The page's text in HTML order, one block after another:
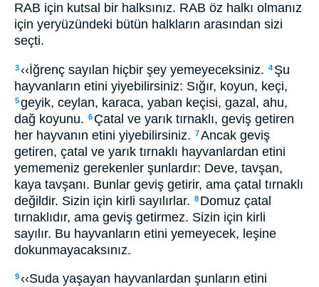
RAB için kutsal bir halksınız. RAB öz halkı olmanız
için yeryüzündeki bütün halkların arasından sizi
seçti.
3‹‹İğrenç sayılan hiçbir şey yemeyeceksiniz. 4 Şu
hayvanların etini yiyebilirsiniz: Sığır, koyun, keçi,
5geyik, ceylan, karaca, yaban keçisi, gazal, ahu,
dağ koyunu. 6 Çatal ve yarık tırnaklı, geviş getiren
her hayvanın etini yiyebilirsiniz. 7Ancak geviş
getiren, çatal ve yarık tırnaklı hayvanlardan etini
yememeniz gerekenler şunlardır: Deve, tavşan,
kaya tavşanı. Bunlar geviş getirir, ama çatal tırnaklı
değildir. Sizin için kirli sayılırlar. 8 Domuz çatal
tırnaklıdır, ama geviş getirmez. Sizin için kirli
sayılır. Bu hayvanların etini yemeyecek, leşine
dokunmayacaksınız.
9‹‹Suda yaşayan hayvanlardan şunların etini